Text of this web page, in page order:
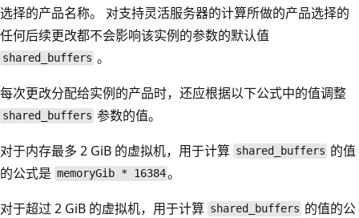
选择的产品名称。 对支持灵活服务器的计算所做的产品选择的
任何后续更改都不会影响该实例的参数的默认值
shared_buffers 。
每次更改分配给实例的产品时，还应根据以下公式中的值调整
shared_buffers 参数的值。
对于内存最多 2 GiB 的虚拟机，用于计算 shared_buffers 的值
的公式是 memoryGib * 16384。
对于超过 2 GiB 的虚拟机，用于计算 shared_buffers 的值的公